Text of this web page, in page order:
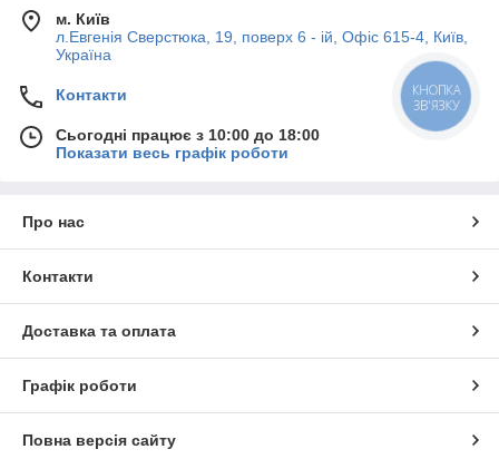
м. Київ
л.Евгенія Сверстюка, 19, поверх 6 - ій, Офіс 615-4, Київ,
Україна
Контакти
Сьогодні працює з 10:00 до 18:00
Показати весь графік роботи
Про нас
Контакти
Доставка та оплата
Графік роботи
Повна версія сайту
КНОПКА
ЗВ'ЯЗКУ